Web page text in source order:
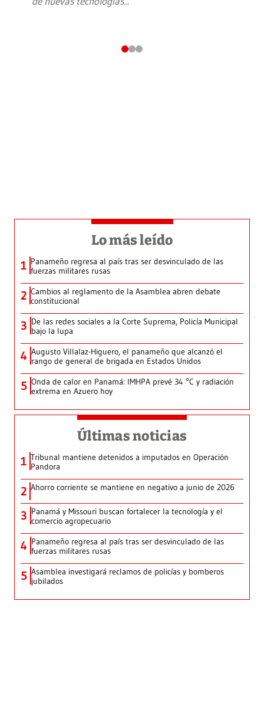
Lo más leído
1 Panameño regresa al país tras ser desvinculado de las
fuerzas militares rusas
2 Cambios al reglamento de la Asamblea abren debate
constitucional
3 De las redes sociales a la Corte Suprema, Policía Municipal
bajo la lupa
4 Augusto Villalaz-Higuero, el panameño que alcanzó el
rango de general de brigada en Estados Unidos
5 Onda de calor en Panamá: IMHPA prevé 34 °C y radiación
extrema en Azuero hoy
Últimas noticias
1 Tribunal mantiene detenidos a imputados en Operación
Pandora
2 Ahorro corriente se mantiene en negativo a junio de 2026
3 Panamá y Missouri buscan fortalecer la tecnología y el
comercio agropecuario
4 Panameño regresa al país tras ser desvinculado de las
fuerzas militares rusas
5 Asamblea investigará reclamos de policías y bomberos
jubilados